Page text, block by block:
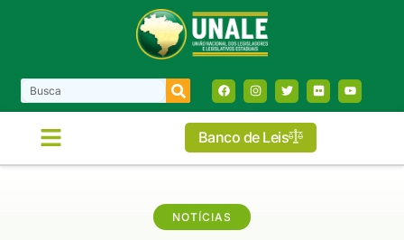
Banco de Leis
NOTÍCIAS